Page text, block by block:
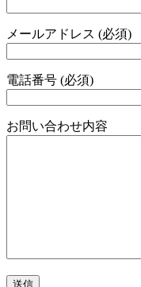
メールアドレス (必須)
電話番号 (必須)
お問い合わせ内容